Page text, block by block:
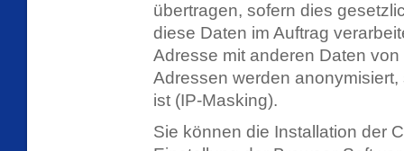
übertragen, sofern dies
diese Daten im Auftrag
Adresse mit anderen Daten
Adressen werden
ist (IP-Masking).
Sie können die Installation der